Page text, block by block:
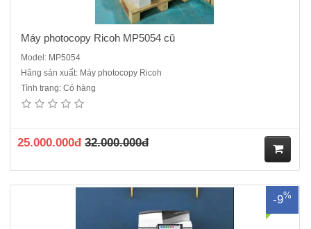
Máy photocopy Ricoh MP5054 cũ
Model: MP5054
Hãng sản xuất: Máy photocopy Ricoh
Tình trạng: Có hàng
25.000.000đ 32.000.000đ
ua
-9%
Máy photo màu Ricoh IM C4500. Máy renew là dòng máy ĐQSD cao
cấp cho văn phòng, hoạt động ổn định, ngoại hình đẹp như mới, tại